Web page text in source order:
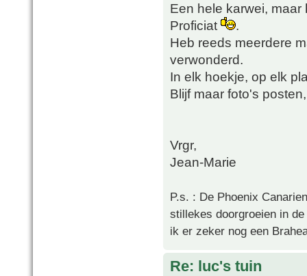
Een hele karwei,
Proficiat
.
Heb reeds meerdere
verwonderd.
In elk hoekje, op elk
Blijf maar foto's
Vrgr,
Jean-Marie
P.s. : De Phoenix
stillekes doorgroeien in
ik er zeker nog een
Re: luc's tuin